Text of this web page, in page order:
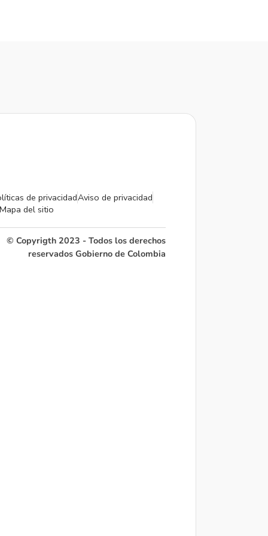
de privacidadAviso de privacidad
Mapa del sitio
© Copyrigth 2023 - Todos los derechos
reservados Gobierno de Colombia